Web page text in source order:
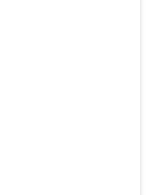
b^t